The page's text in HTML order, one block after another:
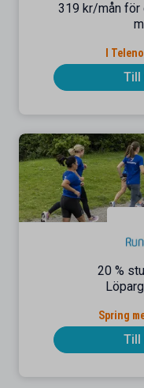
319 kr/mån för
I
Till
20 %
Spring
Till